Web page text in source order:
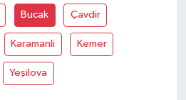
Bucak Çavdir
Karamanli Kemer
Yeşilova